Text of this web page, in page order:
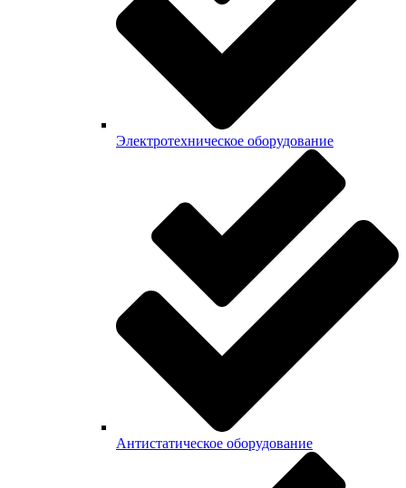
Электротехническое оборудование
Антистатическое оборудование